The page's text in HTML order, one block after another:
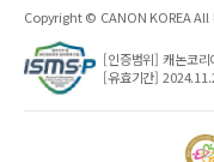
Copyright © CANON KOREA All
[인증범위] 캐논코
[유효기간]